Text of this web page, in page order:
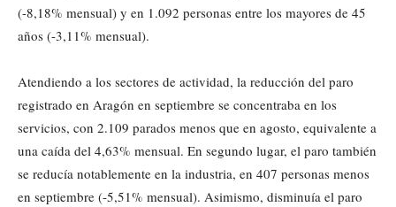
(-8,18% mensual) y en 1.092 personas entre los mayores de 45
años (-3,11% mensual).
Atendiendo a los sectores de actividad, la reducción del paro
registrado en Aragón en septiembre se concentraba en los
servicios, con 2.109 parados menos que en agosto, equivalente a
una caída del 4,63% mensual. En segundo lugar, el paro también
se reducía notablemente en la industria, en 407 personas menos
en septiembre (-5,51% mensual). Asimismo, disminuía el paro